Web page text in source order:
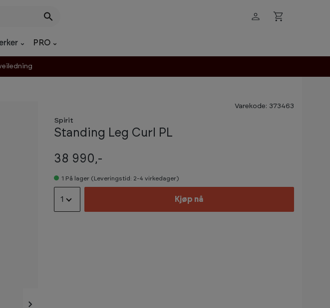
PRO
Varekode: 373463
Spirit
Standing Leg Curl PL
38 990,-
1 På lager (Leveringstid: 2-4 virkedager)
1 Kjøp nå